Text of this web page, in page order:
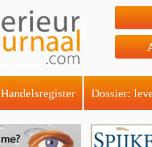
Handelsregister Dossier: